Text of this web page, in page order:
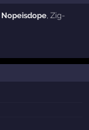
Nopeisdope ,Zig-